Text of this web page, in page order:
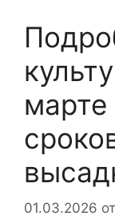
марте
01.03.2026 от